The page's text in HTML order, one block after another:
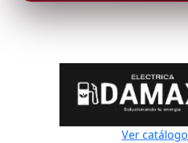
Ver catálogo